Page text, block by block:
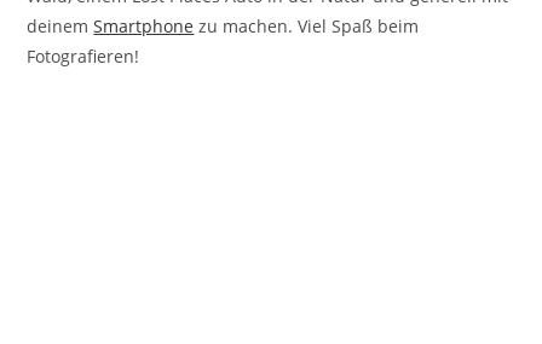
deinemSmartphone zu machen. Viel Spaß beim
Fotografieren!